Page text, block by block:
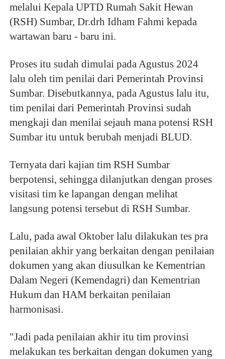
melalui Kepala UPTD Rumah Sakit Hewan
(RSH) Sumbar, Dr.drh Idham Fahmi kepada
wartawan baru - baru ini.
Proses itu sudah dimulai pada Agustus 2024
lalu oleh tim penilai dari Pemerintah Provinsi
Sumbar. Disebutkannya, pada Agustus lalu itu,
tim penilai dari Pemerintah Provinsi sudah
mengkaji dan menilai sejauh mana potensi RSH
Sumbar itu untuk berubah menjadi BLUD.
Ternyata dari kajian tim RSH Sumbar
berpotensi, sehingga dilanjutkan dengan proses
visitasi tim ke lapangan dengan melihat
langsung potensi tersebut di RSH Sumbar.
Lalu, pada awal Oktober lalu dilakukan tes pra
penilaian akhir yang berkaitan dengan penilaian
dokumen yang akan diusulkan ke Kementrian
Dalam Negeri (Kemendagri) dan Kementrian
Hukum dan HAM berkaitan penilaian
harmonisasi.
"Jadi pada penilaian akhir itu tim provinsi
melakukan tes berkaitan dengan dokumen yang